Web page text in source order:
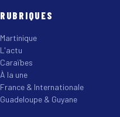
RUBRIQUES
Martinique
L'actu
Caraïbes
À la une
France & Internationale
Guadeloupe & Guyane